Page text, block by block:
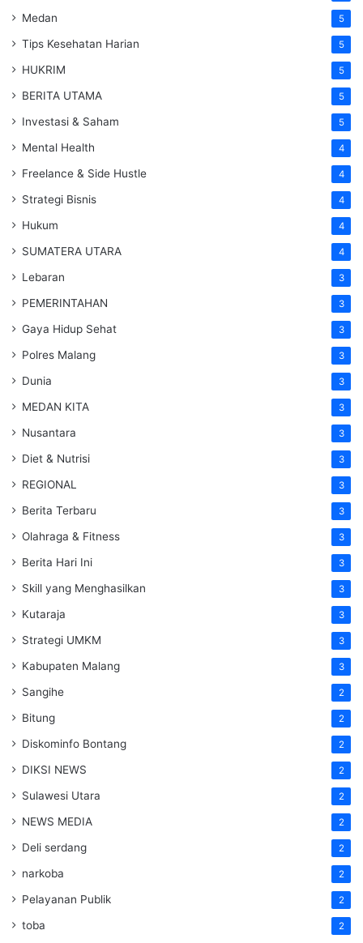
Medan 5
Tips Kesehatan Harian 5
HUKRIM 5
BERITA UTAMA 5
Investasi & Saham 5
Mental Health 4
Freelance & Side Hustle 4
Strategi Bisnis 4
Hukum 4
SUMATERA UTARA 4
Lebaran 3
PEMERINTAHAN 3
Gaya Hidup Sehat 3
Polres Malang 3
Dunia 3
MEDAN KITA 3
Nusantara 3
Diet & Nutrisi 3
REGIONAL 3
Berita Terbaru 3
Olahraga & Fitness 3
Berita Hari Ini 3
Skill yang Menghasilkan 3
Kutaraja 3
Strategi UMKM 3
Kabupaten Malang 3
Sangihe 2
Bitung 2
Diskominfo Bontang 2
DIKSI NEWS 2
Sulawesi Utara 2
NEWS MEDIA 2
Deli serdang 2
narkoba 2
Pelayanan Publik 2
toba 2